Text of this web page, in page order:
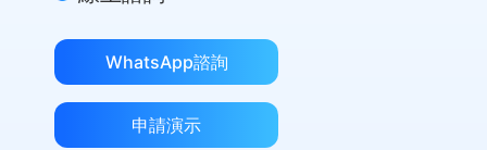
WhatsApp諮詢
申請演示